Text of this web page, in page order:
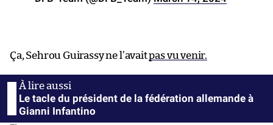
Ça, Sehrou Guirassy ne l’avaitpas vu venir.
Le tacle du président de la fédération allemande à
Gianni Infantino